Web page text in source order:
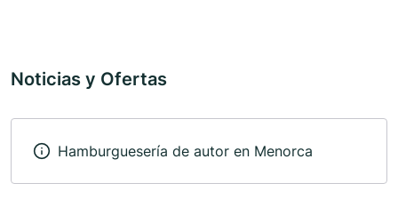
Noticias y Ofertas
Hamburguesería de autor en Menorca